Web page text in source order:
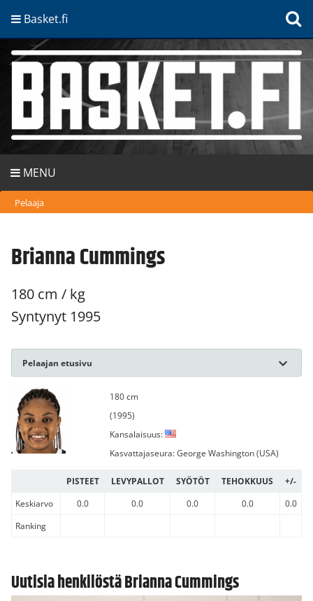
Basket.fi
MENU
Pelaaja
Brianna Cummings
180 cm / kg
Syntynyt 1995
Pelaajan etusivu
180 cm
(1995)
Kansalaisuus:
Kasvattajaseura: George Washington (USA)
PISTEET LEVYPALLOT SYÖTÖT TEHOKKUUS
+/-
Keskiarvo
0.0 0.0 0.0 0.0
0.0
Ranking
Uutisia henkilöstä Brianna Cummings